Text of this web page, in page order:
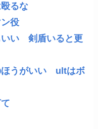
るな
役
い 剣盾いると更
うがいい ultはボ